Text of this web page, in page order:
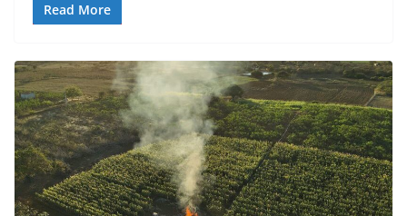
Read More